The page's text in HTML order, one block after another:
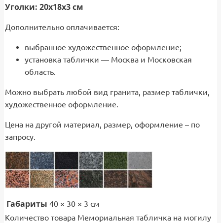
Уголки: 20х18х3 см
Дополнительно оплачивается:
выбранное художественное оформление;
установка таблички — Москва и Московская
область.
Можно выбрать любой вид гранита, размер таблички,
художественное оформление.
Цена на другой материал, размер, оформление – по
запросу.
Габариты 40 × 30 × 3 см
Количество товара Мемориальная табличка на могилу